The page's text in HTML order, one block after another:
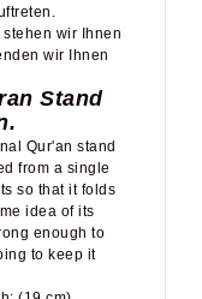
wir Ihnen
wir Ihnen
Stand
Qur'an stand
from a single
so that it folds
idea of its
enough to
to keep it